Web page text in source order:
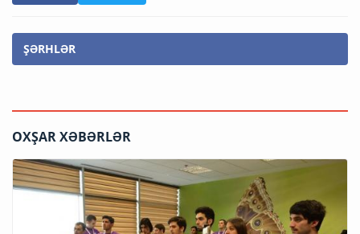
ŞƏRHLƏR
OXŞAR XƏBƏRLƏR